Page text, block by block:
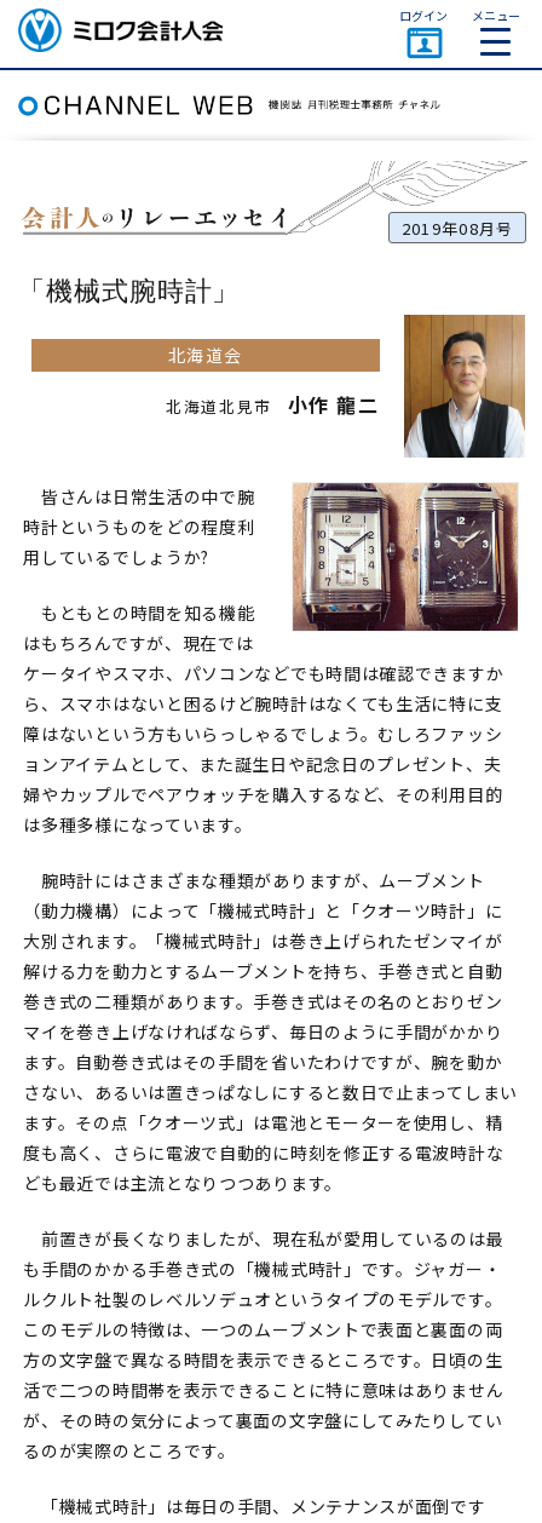
ミロク会計人会 MIROKU
ACCOUNTING PERSON
ASSOCIATION
ログイン メニュー
2019年08月号
機械式腕時計
北海道会
北海道北見市 小作 龍二
皆さんは日常生活の中で腕
時計というものをどの程度利
用しているでしょうか?
もともとの時間を知る機能
はもちろんですが、現在では
ケータイやスマホ、パソコンなどでも時間は確認できますか
ら、スマホはないと困るけど腕時計はなくても生活に特に支
障はないという方もいらっしゃるでしょう。むしろファッシ
ョンアイテムとして、また誕生日や記念日のプレゼント、夫
婦やカップルでペアウォッチを購入するなど、その利用目的
は多種多様になっています。
腕時計にはさまざまな種類がありますが、ムーブメント
（動力機構）によって「機械式時計」と「クオーツ時計」に
大別されます。「機械式時計」は巻き上げられたゼンマイが
解ける力を動力とするムーブメントを持ち、手巻き式と自動
巻き式の二種類があります。手巻き式はその名のとおりゼン
マイを巻き上げなければならず、毎日のように手間がかかり
ます。自動巻き式はその手間を省いたわけですが、腕を動か
さない、あるいは置きっぱなしにすると数日で止まってしまい
ます。その点「クオーツ式」は電池とモーターを使用し、精
度も高く、さらに電波で自動的に時刻を修正する電波時計な
ども最近では主流となりつつあります。
前置きが長くなりましたが、現在私が愛用しているのは最
も手間のかかる手巻き式の「機械式時計」です。ジャガー・
ルクルト社製のレベルソデュオというタイプのモデルです。
このモデルの特徴は、一つのムーブメントで表面と裏面の両
方の文字盤で異なる時間を表示できるところです。日頃の生
活で二つの時間帯を表示できることに特に意味はありません
が、その時の気分によって裏面の文字盤にしてみたりしてい
るのが実際のところです。
「機械式時計」は毎日の手間、メンテナンスが面倒です